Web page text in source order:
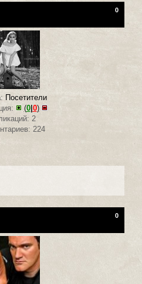
0
: Посетители
(0| 0)
2
224
0